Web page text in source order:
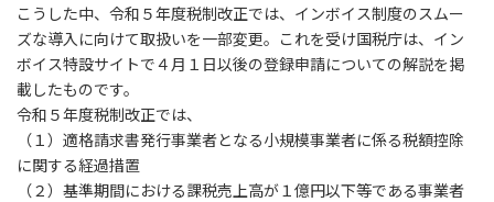
こうした中、令和５年度税制改正では、インボイス制度のスムー
ズな導入に向けて取扱いを一部変更。これを受け国税庁は、イン
ボイス特設サイトで４月１日以後の登録申請についての解説を掲
載したものです。
令和５年度税制改正では、
（１）適格請求書発行事業者となる小規模事業者に係る税額控除
に関する経過措置
（２）基準期間における課税売上高が１億円以下等である事業者